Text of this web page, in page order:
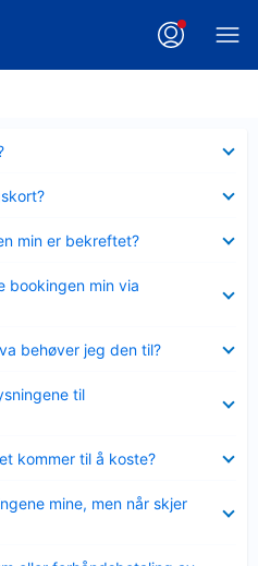
min er bekreftet?
bookingen min via
behøver jeg den til?
til
kommer til å koste?
mine, men når skjer